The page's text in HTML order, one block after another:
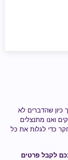
כיון שהדברים לא
ואנו מתנצלים
כדי לגלות את כל
לקבל פרטים